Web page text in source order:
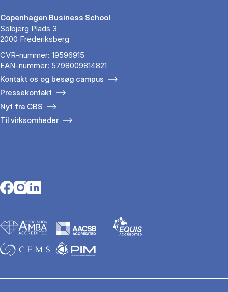
Copenhagen Business School
Solbjerg Plads 3
2000 Frederiksberg
CVR-nummer: 19596915
EAN-nummer: 5798009814821
Kontakt os og besøg campus
Pressekontakt
Nyt fra CBS
Til virksomheder
Opens in a new tab
Opens in a new tab
Opens in a new tab